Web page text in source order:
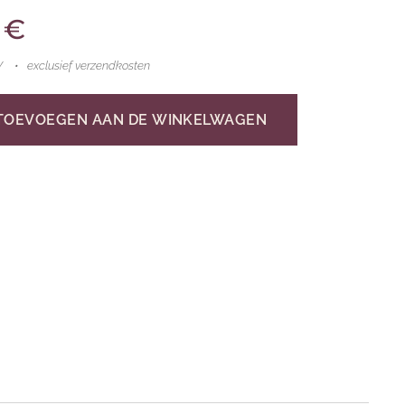
€
exclusief verzendkosten
AAN DE WINKELWAGEN